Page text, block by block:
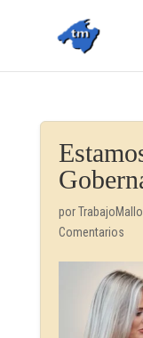
por
Comentarios